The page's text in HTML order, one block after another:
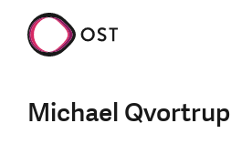
Michael Qvortrup